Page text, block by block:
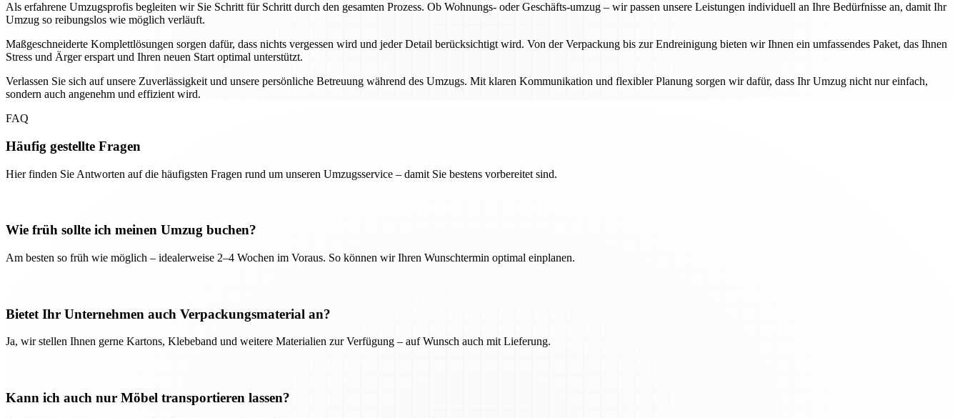
Als erfahrene Umzugsprofis begleiten wir Sie Schritt für Schritt durch den gesamten Prozess. Ob Wohnungs- oder Geschäfts-umzug – wir passen unsere Leistungen individuell an Ihre Bedürfnisse an, damit Ihr
Umzug so reibungslos wie möglich verläuft.
Maßgeschneiderte Komplettlösungen sorgen dafür, dass nichts vergessen wird und jeder Detail berücksichtigt wird. Von der Verpackung bis zur Endreinigung bieten wir Ihnen ein umfassendes Paket, das Ihnen
Stress und Ärger erspart und Ihren neuen Start optimal unterstützt.
Verlassen Sie sich auf unsere Zuverlässigkeit und unsere persönliche Betreuung während des Umzugs. Mit klaren Kommunikation und flexibler Planung sorgen wir dafür, dass Ihr Umzug nicht nur einfach,
sondern auch angenehm und effizient wird.
FAQ
Häufig gestellte Fragen
Hier finden Sie Antworten auf die häufigsten Fragen rund um unseren Umzugsservice – damit Sie bestens vorbereitet sind.
Wie früh sollte ich meinen Umzug buchen?
Am besten so früh wie möglich – idealerweise 2–4 Wochen im Voraus. So können wir Ihren Wunschtermin optimal einplanen.
Bietet Ihr Unternehmen auch Verpackungsmaterial an?
Ja, wir stellen Ihnen gerne Kartons, Klebeband und weitere Materialien zur Verfügung – auf Wunsch auch mit Lieferung.
Kann ich auch nur Möbel transportieren lassen?